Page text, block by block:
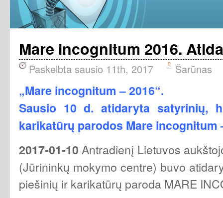
Mare incognitum 2016.
Paskelbta sausio 11th, 2017 Šarūnas
„Mare incognitum – 2016“.
Sausio 10 d. atidaryta satyrinių,
karikatūrų parodos Mare incognitum
2017-01-10 Antradienį Lietuvos
(Jūrininkų mokymo centre) buvo
piešinių ir karikatūrų paroda MARE